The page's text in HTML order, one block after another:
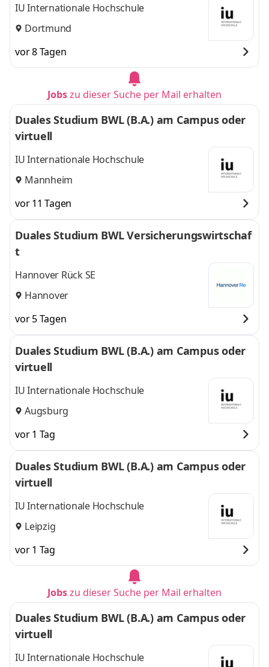
IU Internationale Hochschule
Dortmund
vor 8 Tagen
Jobszu dieser Suche per Mail erhalten
Duales Studium BWL (B.A.) am Campus oder
virtuell
IU Internationale Hochschule
Mannheim
vor 11 Tagen
Duales Studium BWL Versicherungswirtschaf
t
Hannover Rück SE
Hannover
vor 5 Tagen
Duales Studium BWL (B.A.) am Campus oder
virtuell
IU Internationale Hochschule
Augsburg
vor 1 Tag
Duales Studium BWL (B.A.) am Campus oder
virtuell
IU Internationale Hochschule
Leipzig
vor 1 Tag
Jobszu dieser Suche per Mail erhalten
Duales Studium BWL (B.A.) am Campus oder
virtuell
IU Internationale Hochschule